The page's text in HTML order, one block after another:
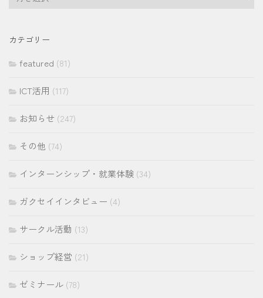
イ
カテゴリー
featured (81)
ICT活用 (117)
お知らせ (247)
その他 (74)
インターンシップ・就業体験 (34)
ガクセイインタビュー (4)
サークル活動 (13)
ショップ経営 (21)
ゼミナール (78)